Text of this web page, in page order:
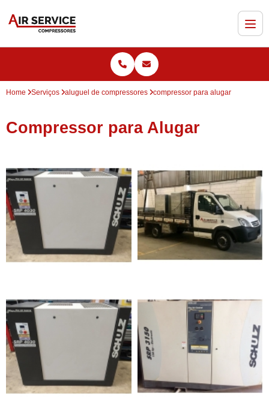
Home Serviços aluguel de compressores compressor para alugar
Compressor para Alugar